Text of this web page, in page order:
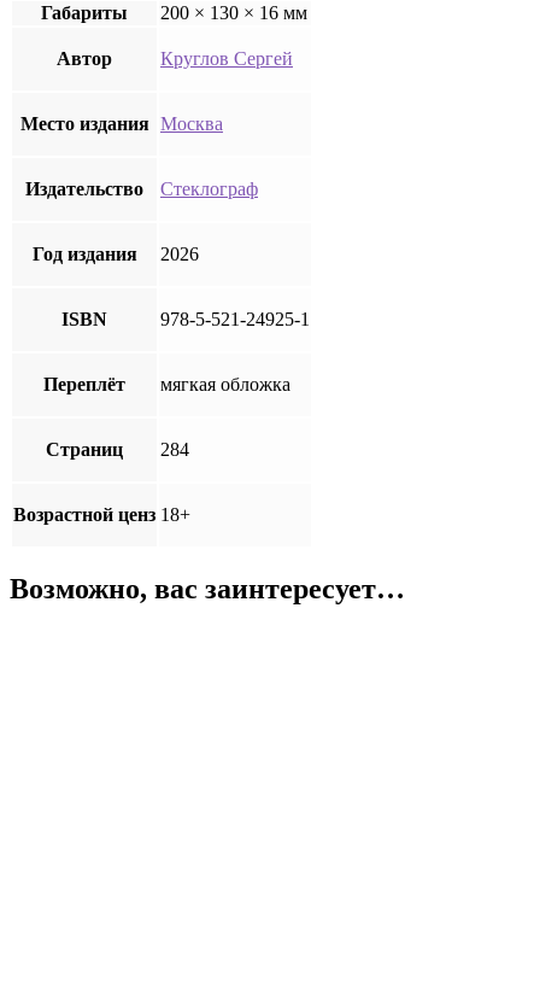
Габариты
200 × 130 × 16 мм
Автор Круглов Сергей
Место издания Москва
Издательство Стеклограф
Год издания 2026
ISBN 978-5-521-24925-1
Переплёт мягкая обложка
Страниц 284
Возрастной ценз 18+
Возможно, вас заинтересует…